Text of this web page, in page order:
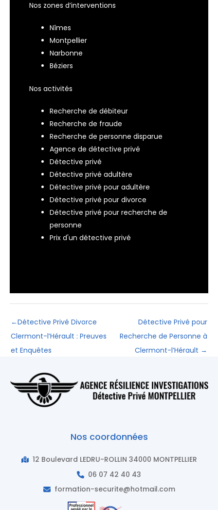
Nos zones d’interventions
Nîmes
Montpellier
Narbonne
Béziers
Nos activités
Recherche de débiteur
Recherche de fraude
Recherche de personne disparue
Agence de détective privé
Détective privé
Détective privé adultère
Détective privé pour adultère
Détective privé pour divorce
Détective privé pour recherche de
personne
Prix d'un détective privé
←Détective Privé Divorce
Clermont-l’Hérault : Preuves
et Enquêtes
Détective Privé pour
Recherche de Personne à
Clermont-l’Hérault →
Nos coordonnées
12 Boulevard LEDRU-ROLLIN 34000 MONTPELLIER
06 07 42 40 43
formation-securite@hotmail.com